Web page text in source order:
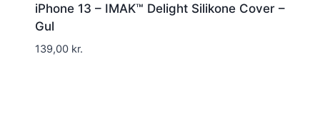
iPhone 13 – IMAK™ Delight Silikone Cover –
Gul
139,00 kr.